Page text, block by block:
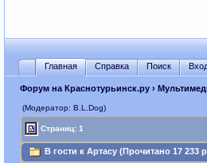
Главная Справка Поиск
Форум на Краснотурьинск.ру›
(Модератор: B.L.Dog)
Страниц: 1
В гости к Артасу (Прочитано 17 233